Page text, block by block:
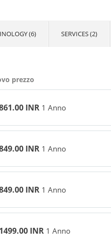
(6) SERVICES (2)
prezzo
INR 1 Anno
INR 1 Anno
INR 1 Anno
INR 1 Anno